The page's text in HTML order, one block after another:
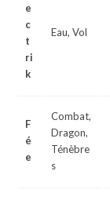
e
c
t
ri
k
Eau, Vol
F
é
e
Combat,
Dragon,
Ténèbre
s